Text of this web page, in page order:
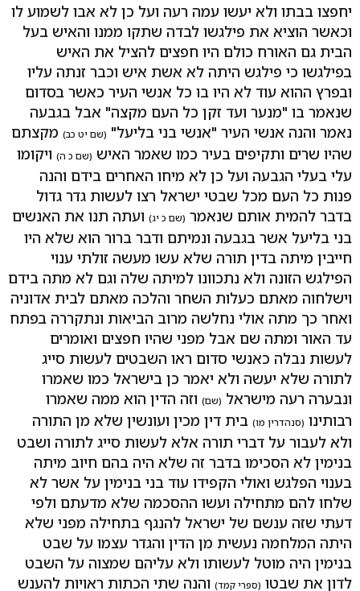
יחפצו בבתו ולא יעשו עמה רעה ועל כן לא אבו לשמוע לו
וכאשר הוציא את פילגשו לבדה שתקו ממנו והאיש בעל
הבית גם האורח כולם היו חפצים להציל את האיש
בפילגשו כי פילגש היתה לא אשת איש וכבר זנתה עליו
ובפרץ ההוא עוד לא היו בו כל אנשי העיר כאשר בסדום
שנאמר בו "מנער ועד זקן כל העם מקצה" אבל בגבעה
נאמר והנה אנשי העיר "אנשי בני בליעל" (שם יט כב) מקצתם
שהיו שרים ותקיפים בעיר כמו שאמר האיש (שם כ ה) ויקומו
עלי בעלי הגבעה ועל כן לא מיחו האחרים בידם והנה
פנות כל העם מכל שבטי ישראל רצו לעשות גדר גדול
בדבר להמית אותם שנאמר (שם כ יג) ועתה תנו את האנשים
בני בליעל אשר בגבעה ונמיתם ודבר ברור הוא שלא היו
חייבין מיתה בדין תורה שלא עשו מעשה זולתי ענוי
הפילגש הזונה ולא נתכוונו למיתה שלה וגם לא מתה בידם
וישלחוה מאתם כעלות השחר והלכה מאתם לבית אדוניה
ואחר כך מתה אולי נחלשה מרוב הביאות ונתקררה בפתח
עד האור ומתה שם אבל מפני שהיו חפצים ואומרים
לעשות נבלה כאנשי סדום ראו השבטים לעשות סייג
לתורה שלא יעשה ולא יאמר כן בישראל כמו שאמרו
ונבערה רעה מישראל (שם) וזה הדין הוא ממה שאמרו
רבותינו (סנהדרין מו) בית דין מכין ועונשין שלא מן התורה
ולא לעבור על דברי תורה אלא לעשות סייג לתורה ושבט
בנימין לא הסכימו בדבר זה שלא היה בהם חיוב מיתה
בענוי הפלגש ואולי הקפידו עוד בני בנימין על אשר לא
שלחו להם מתחילה ועשו ההסכמה שלא מדעתם ולפי
דעתי שזה ענשם של ישראל להנגף בתחילה מפני שלא
היתה המלחמה נעשית מן הדין והגדר עצמו על שבט
בנימין היה מוטל לעשותו ולא עליהם שמצוה על השבט
לדון את שבטו (ספרי קמד) והנה שתי הכתות ראויות להענש